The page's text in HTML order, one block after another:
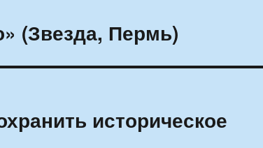
(Звезда, Пермь)
историческое